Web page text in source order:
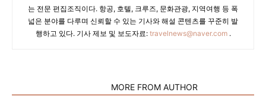
는 전문 편집조직이다. 항공, 호텔, 크루즈, 문화관광, 지역여행 등 폭
넓은 분야를 다루며 신뢰할 수 있는 기사와 해설 콘텐츠를 꾸준히 발
행하고 있다. 기사 제보 및 보도자료: travelnews@naver.com.
MORE FROM AUTHOR